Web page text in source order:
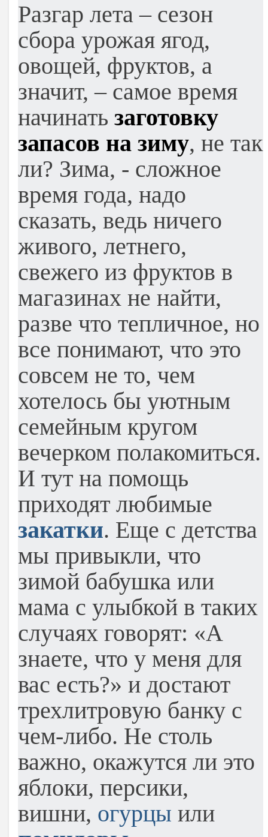
Разгар лета – сезон
сбора урожая ягод,
овощей, фруктов, а
значит, – самое время
начинать заготовку
запасов на зиму, не так
ли? Зима, - сложное
время года, надо
сказать, ведь ничего
живого, летнего,
свежего из фруктов в
магазинах не найти,
разве что тепличное, но
все понимают, что это
совсем не то, чем
хотелось бы уютным
семейным кругом
вечерком полакомиться.
И тут на помощь
приходят любимые
закатки. Еще с детства
мы привыкли, что
зимой бабушка или
мама с улыбкой в таких
случаях говорят: «А
знаете, что у меня для
вас есть?» и достают
трехлитровую банку с
чем-либо. Не столь
важно, окажутся ли это
яблоки, персики,
вишни, огурцы или